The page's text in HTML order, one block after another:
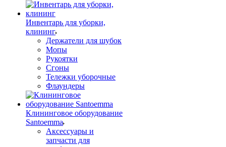
Инвентарь для уборки,
клининг
Держатели для шубок
Мопы
Рукоятки
Сгоны
Тележки уборочные
Флаундеры
Клининговое оборудование
Santoemma
Аксессуары и
запчасти для